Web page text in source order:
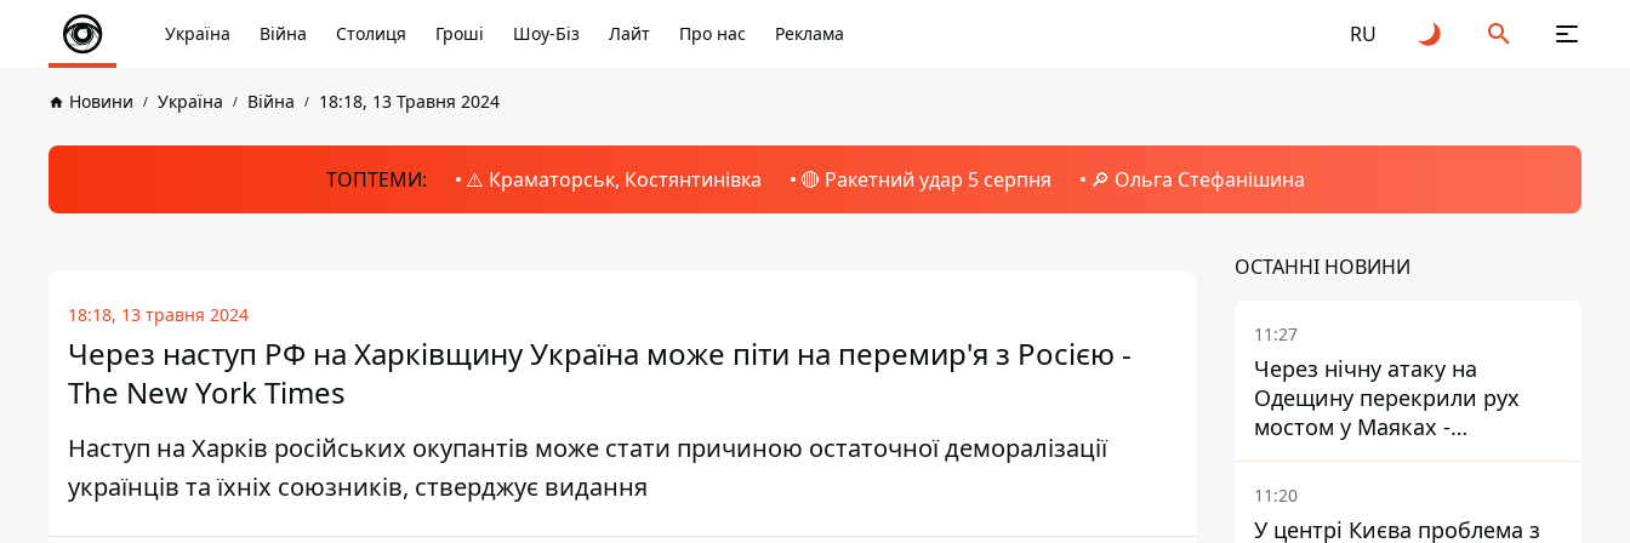
Україна Війна Столиця Гроші Шоу-Біз Лайт Про нас Реклама RU
Новини Україна Війна 18:18, 13 Травня 2024
ТОПТЕМИ: ⚠️ Краматорськ, Костянтинівка 🔴 Ракетний удар 5 серпня 🔎 Ольга Стефанішина
18:18, 13 травня 2024
Через наступ РФ на Харківщину Україна може піти на перемир'я з Росією -
The New York Times
Наступ на Харків російських окупантів може стати причиною остаточної деморалізації
українців та їхніх союзників, стверджує видання
ОСТАННІ НОВИНИ
11:27
Через нічну атаку на
Одещину перекрили рух
мостом у Маяках -
подробиці від ДПСУ
11:20
У центрі Києва проблема з